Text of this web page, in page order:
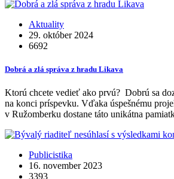
Aktuality
29. október 2024
6692
Dobrá a zlá správa z hradu Likava
Ktorú chcete vedieť ako prvú? Dobrú sa
na konci príspevku. Vďaka úspešnému
v Ružomberku dostane táto unikátna
Publicistika
16. november 2023
3393